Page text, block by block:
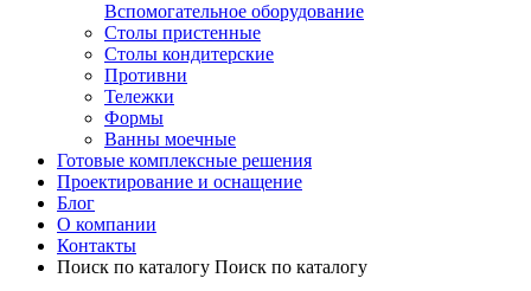
Вспомогательное оборудование
Столы пристенные
Столы кондитерские
Противни
Тележки
Формы
Ванны моечные
Готовые комплексные решения
Проектирование и оснащение
Блог
О компании
Контакты
Поиск по каталогу Поиск по каталогу